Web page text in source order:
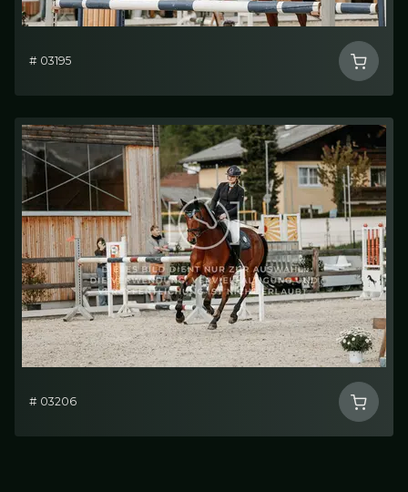
# 03195
# 03206